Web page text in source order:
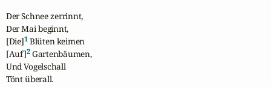
Der Schnee zerrinnt,
Der Mai beginnt,
[Die]1 Blüten keimen
[Auf]2 Gartenbäumen,
Und Vogelschall
Tönt überall.